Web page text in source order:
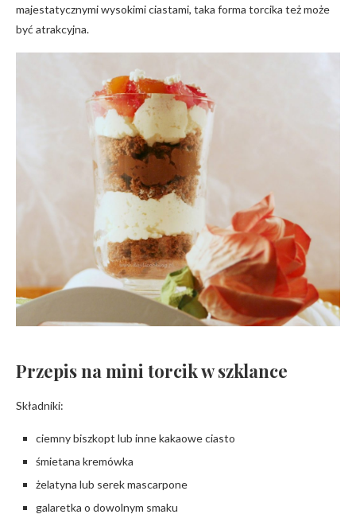
majestatycznymi wysokimi ciastami, taka forma torcika też może
być atrakcyjna.
Przepis na mini torcik w szklance
Składniki:
ciemny biszkopt lub inne kakaowe ciasto
śmietana kremówka
żelatyna lub serek mascarpone
galaretka o dowolnym smaku